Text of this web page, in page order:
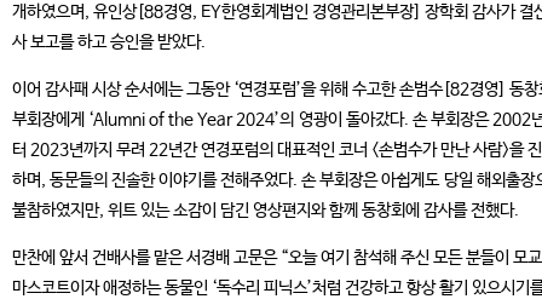
개하였으며, 유인상[88경영, EY한영회계법인 경영관리본부장] 장학회 감사가 결
사 보고를 하고 승인을 받았다.
이어 감사패 시상 순서에는 그동안 ‘연경포럼’을 위해 수고한 손범수[82경영] 동창
부회장에게 ‘Alumni of the Year 2024’의 영광이 돌아갔다. 손 부회장은 2002
터 2023년까지 무려 22년간 연경포럼의 대표적인 코너 <손범수가 만난 사람>을
하며, 동문들의 진솔한 이야기를 전해주었다. 손 부회장은 아쉽게도 당일 해외출장
불참하였지만, 위트 있는 소감이 담긴 영상편지와 함께 동창회에 감사를 전했다.
만찬에 앞서 건배사를 맡은 서경배 고문은 “오늘 여기 참석해 주신 모든 분들이 모
마스코트이자 애정하는 동물인 ‘독수리 피닉스’처럼 건강하고 항상 활기 있으시기